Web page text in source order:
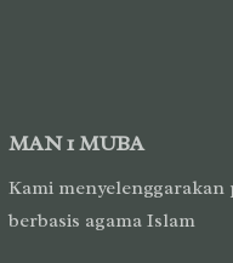
MAN 1 MUBA
Kami
berbasis agama Islam